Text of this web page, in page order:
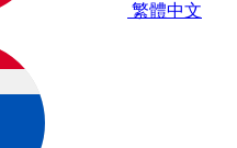
繁體中文